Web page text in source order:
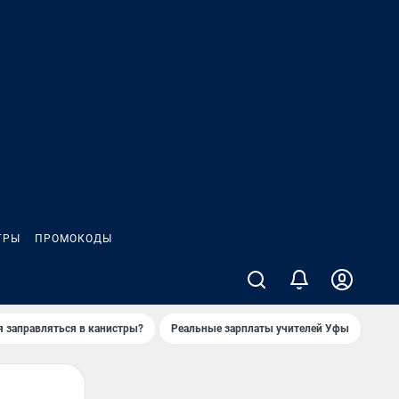
ПРОМОКОДЫ
заправляться в канистры? Реальные зарплаты учителей Уфы